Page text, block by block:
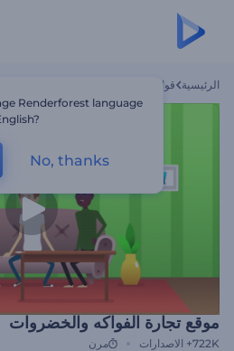
الرئيسية قوالب
موقع تجارة الفواكه والخضروات
722K+ الاصدارات مرن
Renderforest language
No, thanks